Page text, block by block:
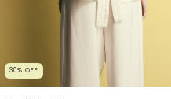
30% OFF